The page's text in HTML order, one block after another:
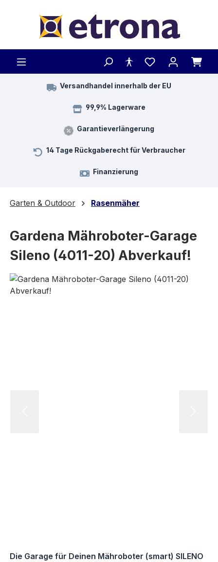
Versandhandel innerhalb der EU
99,9% Lagerware
Garantieverlängerung
14 Tage Rückgaberecht für Verbraucher
Finanzierung
Garten & Outdoor Rasenmäher
Gardena Mähroboter-Garage
Sileno (4011-20) Abverkauf!
Bildergalerie überspringen
Die Garage für Deinen Mähroboter (smart) SILENO